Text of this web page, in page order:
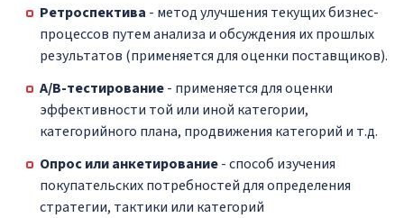
Ретроспектива - метод улучшения текущих бизнес-
процессов путем анализа и обсуждения их прошлых
результатов (применяется для оценки поставщиков).
A/B-тестирование- применяется для оценки
эффективности той или иной категории,
категорийного плана, продвижения категорий и т.д.
Опрос или анкетирование- способ изучения
покупательских потребностей для определения
стратегии, тактики или категорий